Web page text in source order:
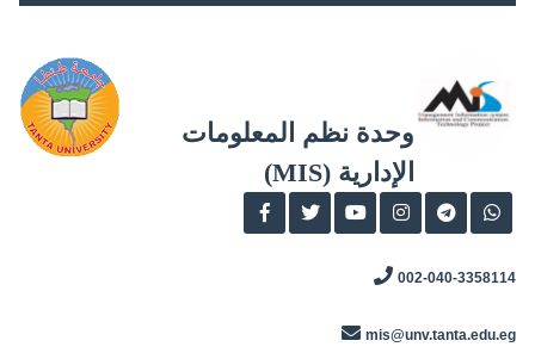
وحدة نظم المعلومات
الإدارية (MIS)
002-040-3358114
mis@unv.tanta.edu.eg